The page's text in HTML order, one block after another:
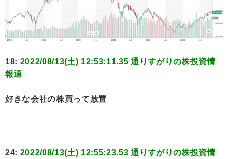
18: 2022/08/13(土) 12:53:11.35 通りすがりの株投資情
報通
好きな会社の株買って放置
24: 2022/08/13(土) 12:55:23.53 通りすがりの株投資情